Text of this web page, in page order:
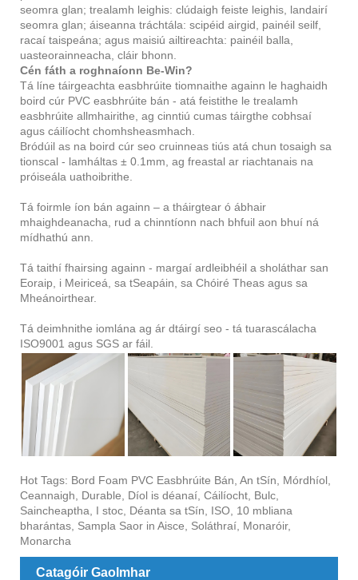
seomra glan; trealamh leighis: clúdaigh feiste leighis, landairí
seomra glan; áiseanna tráchtála: scipéid airgid, painéil seilf,
racaí taispeána; agus maisiú ailtireachta: painéil balla,
uasteorainneacha, cláir bhonn.
Cén fáth a roghnaíonn Be-Win?
Tá líne táirgeachta easbhrúite tiomnaithe againn le haghaidh
boird cúr PVC easbhrúite bán - atá feistithe le trealamh
easbhrúite allmhairithe, ag cinntiú cumas táirgthe cobhsaí
agus cáilíocht chomhsheasmhach.
Bródúil as na boird cúr seo cruinneas tiús atá chun tosaigh sa
tionscal - lamháltas ± 0.1mm, ag freastal ar riachtanais na
próiseála uathoibrithe.
Tá foirmle íon bán againn – a tháirgtear ó ábhair
mhaighdeanacha, rud a chinntíonn nach bhfuil aon bhuí ná
mídhathú ann.
Tá taithí fhairsing againn - margaí ardleibhéil a sholáthar san
Eoraip, i Meiriceá, sa tSeapáin, sa Chóiré Theas agus sa
Mheánoirthear.
Tá deimhnithe iomlána ag ár dtáirgí seo - tá tuarascálacha
ISO9001 agus SGS ar fáil.
Hot Tags: Bord Foam PVC Easbhrúite Bán, An tSín, Mórdhíol,
Ceannaigh, Durable, Díol is déanaí, Cáilíocht, Bulc,
Saincheaptha, I stoc, Déanta sa tSín, ISO, 10 mbliana
bharántas, Sampla Saor in Aisce, Soláthraí, Monaróir,
Monarcha
Catagóir Gaolmhar